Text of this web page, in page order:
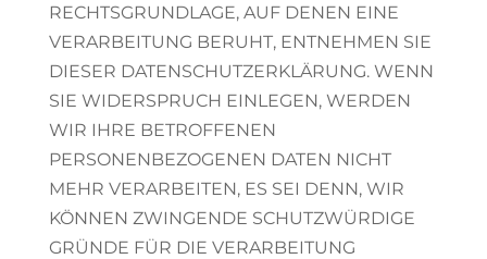
RECHTSGRUNDLAGE, AUF DENEN EINE
VERARBEITUNG BERUHT, ENTNEHMEN SIE
DIESER DATENSCHUTZERKLÄRUNG. WENN
SIE WIDERSPRUCH EINLEGEN, WERDEN
WIR IHRE BETROFFENEN
PERSONENBEZOGENEN DATEN NICHT
MEHR VERARBEITEN, ES SEI DENN, WIR
KÖNNEN ZWINGENDE SCHUTZWÜRDIGE
GRÜNDE FÜR DIE VERARBEITUNG